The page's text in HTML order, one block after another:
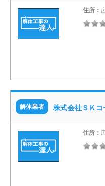
住所：
解体業者 株式会社ＳＫ
住所：